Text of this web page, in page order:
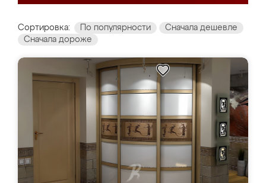
Сортировка: По популярности
Сначала дешевле
Сначала дороже